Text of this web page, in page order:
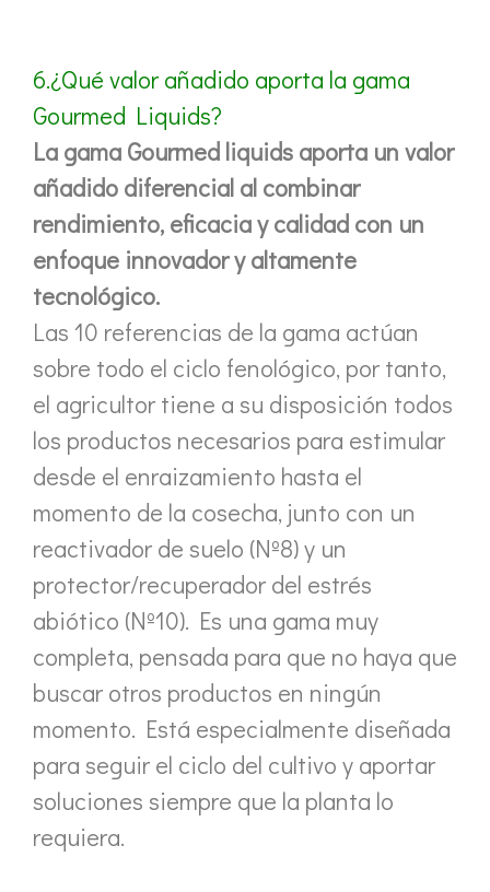
6.¿Qué valor añadido aporta la gama
Gourmed Liquids?
La gama Gourmed liquids aporta un valor
añadido diferencial al combinar
rendimiento, eficacia y calidad con un
enfoque innovador y altamente
tecnológico.
Las 10 referencias de la gama actúan
sobre todo el ciclo fenológico, por tanto,
el agricultor tiene a su disposición todos
los productos necesarios para estimular
desde el enraizamiento hasta el
momento de la cosecha, junto con un
reactivador de suelo (Nº8) y un
protector/recuperador del estrés
abiótico (Nº10). Es una gama muy
completa, pensada para que no haya que
buscar otros productos en ningún
momento. Está especialmente diseñada
para seguir el ciclo del cultivo y aportar
soluciones siempre que la planta lo
requiera.